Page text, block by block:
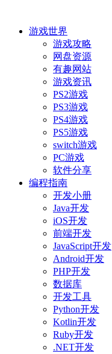
游戏世界
游戏攻略
网盘资源
有趣网站
游戏资讯
PS2游戏
PS3游戏
PS4游戏
PS5游戏
switch游戏
PC游戏
软件分享
编程指南
开发小册
Java开发
iOS开发
前端开发
JavaScript开发
Android开发
PHP开发
数据库
开发工具
Python开发
Kotlin开发
Ruby开发
.NET开发